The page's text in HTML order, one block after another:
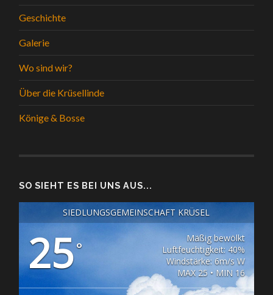
Geschichte
Galerie
Wo sind wir?
Über die Krüsellinde
Könige & Bosse
SO SIEHT ES BEI UNS AUS...
SIEDLUNGSGEMEINSCHAFT KRÜSEL
25°
Mäßig bewölkt
Luftfeuchtigkeit: 40%
Windstärke: 6m/s W
MAX 25 • MIN 16